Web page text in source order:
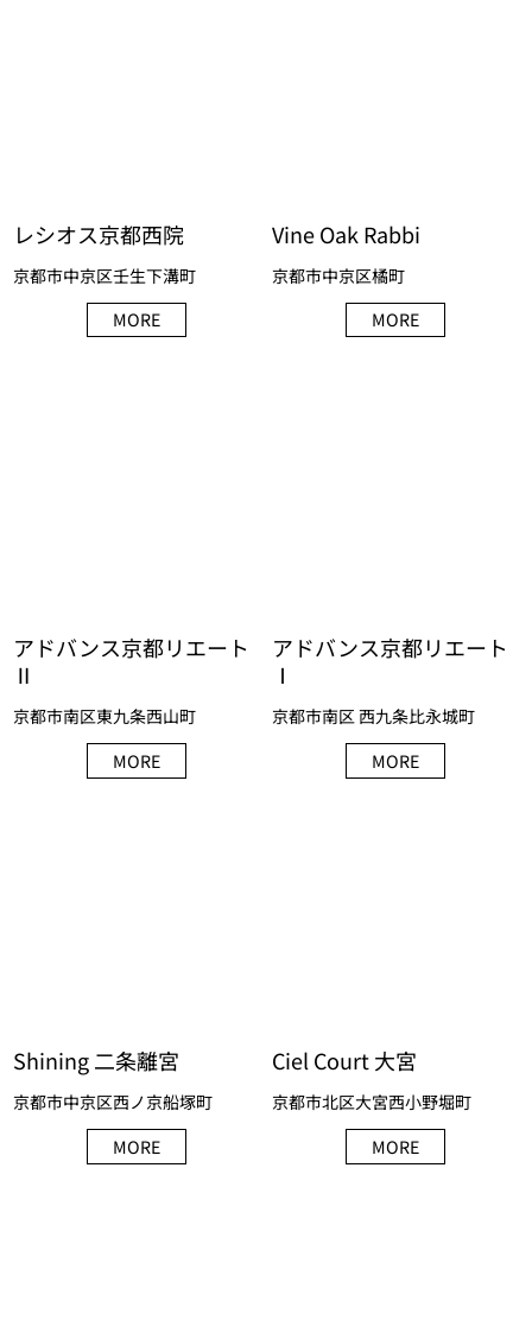
レシオス京都⻄院
京都市中京区壬生下溝町
MORE
Vine Oak Rabbi
京都市中京区橘町
MORE
アドバンス京都リエート
Ⅱ
京都市南区東九条西山町
MORE
アドバンス京都リエート
Ⅰ
京都市南区 西九条比永城町
MORE
Shining 二条離宮
京都市中京区西ノ京船塚町
MORE
Ciel Court 大宮
京都市北区大宮西小野堀町
MORE